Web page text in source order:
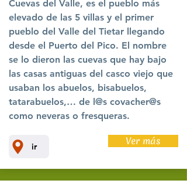
Cuevas del Valle, es el pueblo más
elevado de las 5 villas y el primer
pueblo del Valle del Tietar llegando
desde el Puerto del Pico. El nombre
se lo dieron las cuevas que hay bajo
las casas antiguas del casco viejo que
usaban los abuelos, bisabuelos,
tatarabuelos,… de l@s covacher@s
como neveras o fresqueras.
ir Ver más